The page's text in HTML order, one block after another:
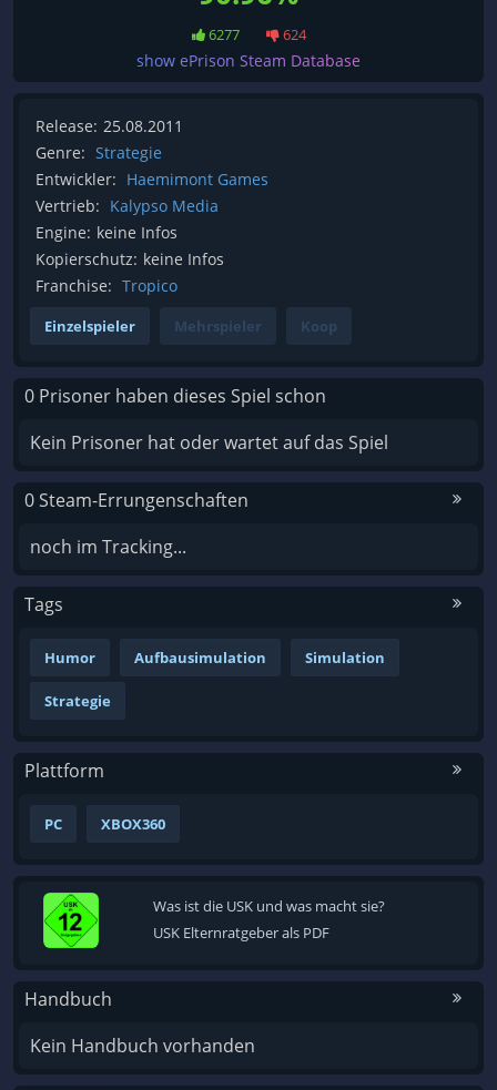
6277 624
show ePrison Steam Database
Release: 25.08.2011
Genre: Strategie
Entwickler: Haemimont Games
Vertrieb: Kalypso Media
Engine: keine Infos
Kopierschutz: keine Infos
Franchise: Tropico
Einzelspieler Mehrspieler Koop
0 Prisoner haben dieses Spiel schon
Kein Prisoner hat oder wartet auf das Spiel
0 Steam-Errungenschaften
noch im Tracking...
Tags
Humor Aufbausimulation Simulation
Strategie
Plattform
PC XBOX360
Was ist die USK und was macht sie?
USK Elternratgeber als PDF
Handbuch
Kein Handbuch vorhanden